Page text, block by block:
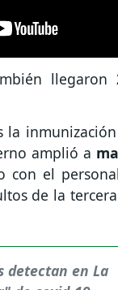
llegaron
la
amplió a
con el
de la